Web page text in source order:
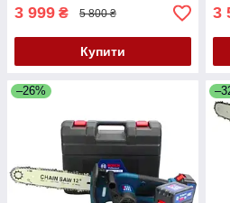
3 999 ₴ 5 800 ₴
Купити
3
–26%